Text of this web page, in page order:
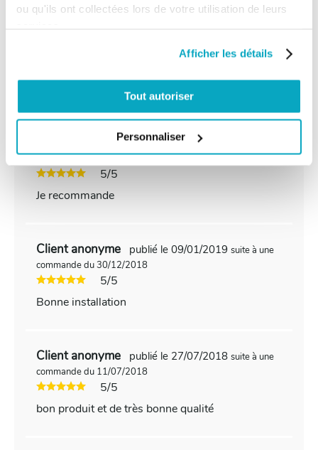
ou qu'ils ont collectées lors de votre utilisation de leurs
Afficher les détails
Tout autoriser
Personnaliser
Client anonymepublié le 11/03/2019
commande du 28/02/2019
5/5
Je recommande
Client anonyme publié le 09/01/2019 suite à une
commande du 30/12/2018
5/5
Bonne installation
Client anonyme publié le 27/07/2018 suite à une
commande du 11/07/2018
5/5
bon produit et de très bonne qualité